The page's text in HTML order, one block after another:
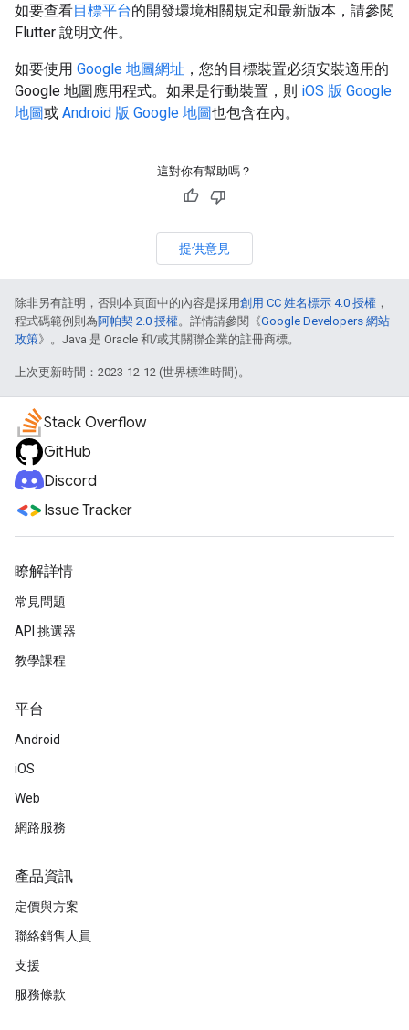
如要查看目標平台的開發環境相關規定和最新版本，請參閱
Flutter 說明文件。
如要使用 Google 地圖網址 ，您的目標裝置必須安裝適用的
Google 地圖應用程式。如果是行動裝置，則 iOS 版 Google
地圖或 Android 版 Google 地圖也包含在內。
這對你有幫助嗎？
提供意見
除非另有註明，否則本頁面中的內容是採用創用 CC 姓名標示 4.0 授權 ，
程式碼範例則為阿帕契 2.0 授權。詳情請參閱《Google Developers 網站
政策》。Java 是 Oracle 和/或其關聯企業的註冊商標。
上次更新時間：2023-12-12 (世界標準時間)。
Stack Overflow
GitHub
Discord
Issue Tracker
瞭解詳情
常見問題
API 挑選器
教學課程
平台
Android
iOS
Web
網路服務
產品資訊
定價與方案
聯絡銷售人員
支援
服務條款